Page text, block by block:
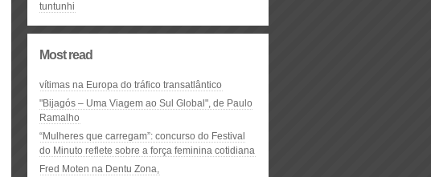
tuntunhi
Most read
vítimas na Europa do tráfico transatlântico
"Bijagós – Uma Viagem ao Sul Global", de Paulo
Ramalho
“Mulheres que carregam”: concurso do Festival
do Minuto reflete sobre a força feminina cotidiana
Fred Moten na Dentu Zona,